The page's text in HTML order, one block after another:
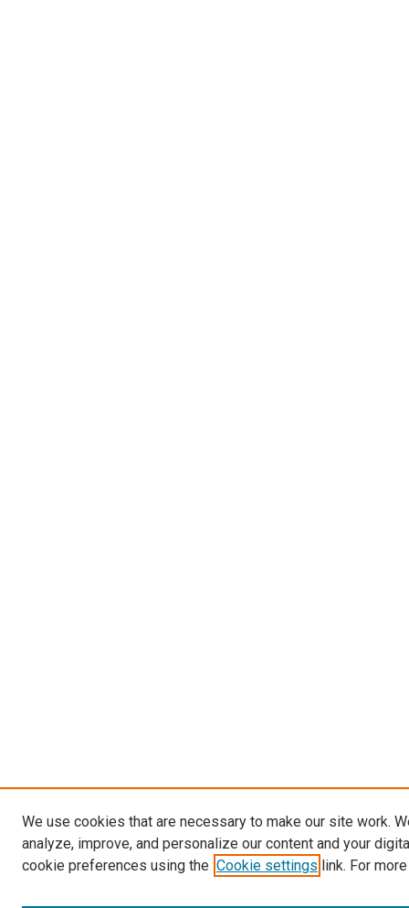
We use cookies that are necessary to make our site work.
analyze, improve, and personalize our content and your
cookie preferences using the Cookie settings link. For